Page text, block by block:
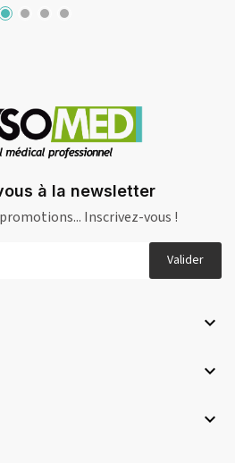
à la newsletter
Inscrivez-vous !
Valider


